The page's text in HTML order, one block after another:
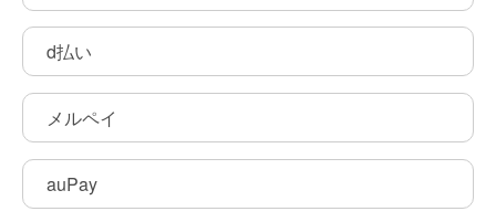
d払い
メルペイ
auPay